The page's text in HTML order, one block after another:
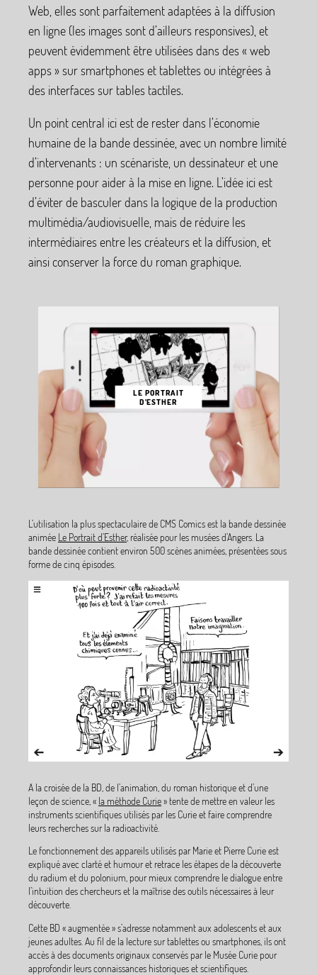
Web, elles sont parfaitement adaptées à la diffusion
en ligne (les images sont d’ailleurs responsives), et
peuvent évidemment être utilisées dans des « web
apps» sur smartphones et tablettes ou intégrées à
des interfaces sur tables tactiles.
Un point central ici est de rester dans l’économie
humaine de la bande dessinée, avec un nombre limité
d’intervenants : un scénariste, un dessinateur et une
personne pour aider à la mise en ligne. L’idée ici est
d’éviter de basculer dans la logique de la production
multimédia/audiovisuelle, mais de réduire les
intermédiaires entre les créateurs et la diffusion, et
ainsi conserver la force du roman graphique.
LE PORTRAIT
D’ESTHER
L’utilisation la plus spectaculaire de CMS Comics est la bande dessinée
animée Le Portrait d’Esther, réalisée pour les musées d’Angers. La
bande dessinée contient environ 500 scènes animées, présentées sous
forme de cinq épisodes.
A la croisée de la BD, de l’animation, du roman historique et d’une
leçon de science, « la méthode Curie» tente de mettre en valeur les
instruments scientifiques utilisés par les Curie et faire comprendre
leurs recherches sur la radioactivité.
Le fonctionnement des appareils utilisés par Marie et Pierre Curie est
expliqué avec clarté et humour et retrace les étapes de la découverte
du radium et du polonium, pour mieux comprendre le dialogue entre
l’intuition des chercheurs et la maîtrise des outils nécessaires à leur
découverte.
Cette BD «augmentée» s’adresse notamment aux adolescents et aux
jeunes adultes. Au fil de la lecture sur tablettes ou smartphones, ils ont
accès à des documents originaux conservés par le Musée Curie pour
approfondir leurs connaissances historiques et scientifiques.